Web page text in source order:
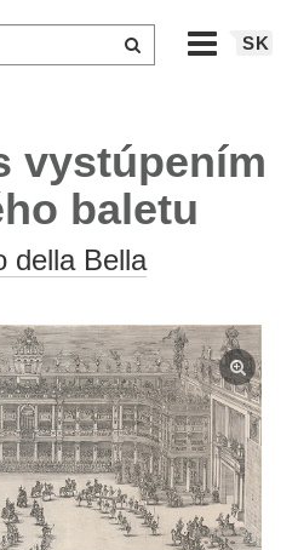
SK
vystúpením
baletu
della Bella